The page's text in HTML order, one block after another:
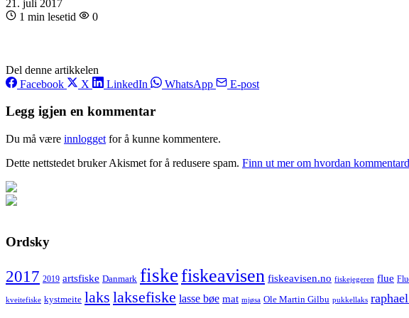
21. juli 2017
1 min lesetid
0
Del denne artikkelen
Facebook
X LinkedIn WhatsApp E-post
Legg igjen en kommentar
Du må være innlogget for å kunne kommentere.
Dette nettstedet bruker Akismet for å redusere spam. Finn ut mer om hvordan
Ordsky
2017 2019 artsfiske Danmark fiskefiskeavisen fiskeavisen.no fiskejegeren flue
kveitefiske kystmeite laks laksefiske lasse bøe mat mjøsa Ole Martin Gilbu pukkellaks